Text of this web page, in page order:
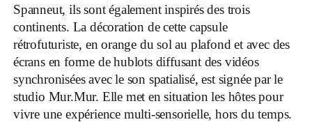
Spanneut, ils sont également inspirés des trois
continents. La décoration de cette capsule
rétrofuturiste, en orange du sol au plafond et avec des
écrans en forme de hublots diffusant des vidéos
synchronisées avec le son spatialisé, est signée par le
studio Mur.Mur. Elle met en situation les hôtes pour
vivre une expérience multi-sensorielle, hors du temps.